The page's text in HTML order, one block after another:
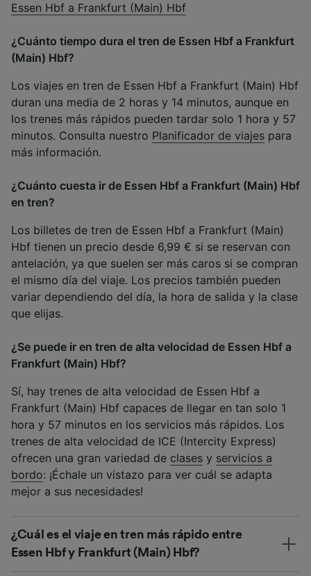
Essen Hbf a Frankfurt (Main) Hbf
¿Cuánto tiempo dura el tren de Essen Hbf a Frankfurt
(Main) Hbf?
Los viajes en tren de Essen Hbf a Frankfurt (Main) Hbf
duran una media de 2 horas y 14 minutos, aunque en
los trenes más rápidos pueden tardar solo 1 hora y 57
minutos. Consulta nuestro Planificador de viajes para
más información.
¿Cuánto cuesta ir de Essen Hbf a Frankfurt (Main) Hbf
en tren?
Los billetes de tren de Essen Hbf a Frankfurt (Main)
Hbf tienen un precio desde 6,99 € si se reservan con
antelación, ya que suelen ser más caros si se compran
el mismo día del viaje. Los precios también pueden
variar dependiendo del día, la hora de salida y la clase
que elijas.
¿Se puede ir en tren de alta velocidad de Essen Hbf a
Frankfurt (Main) Hbf?
Sí, hay trenes de alta velocidad de Essen Hbf a
Frankfurt (Main) Hbf capaces de llegar en tan solo 1
hora y 57 minutos en los servicios más rápidos. Los
trenes de alta velocidad de ICE (Intercity Express)
ofrecen una gran variedad de clases y servicios a
bordo: ¡Échale un vistazo para ver cuál se adapta
mejor a sus necesidades!
¿Cuál es el viaje en tren más rápido entre
Essen Hbf y Frankfurt (Main) Hbf?